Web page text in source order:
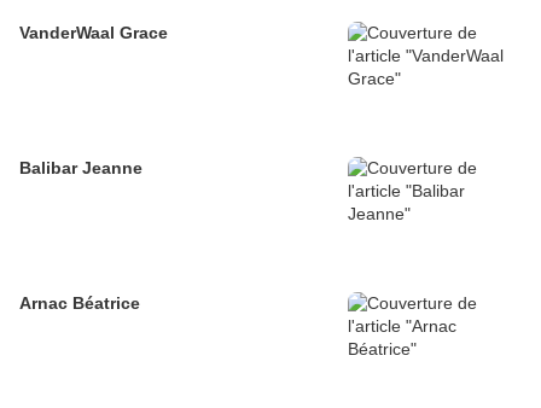
VanderWaal Grace
Balibar Jeanne
Arnac Béatrice